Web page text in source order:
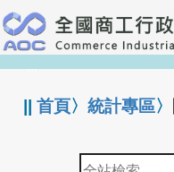
跳
到
主
要
:::
||首頁〉統計專區〉
全